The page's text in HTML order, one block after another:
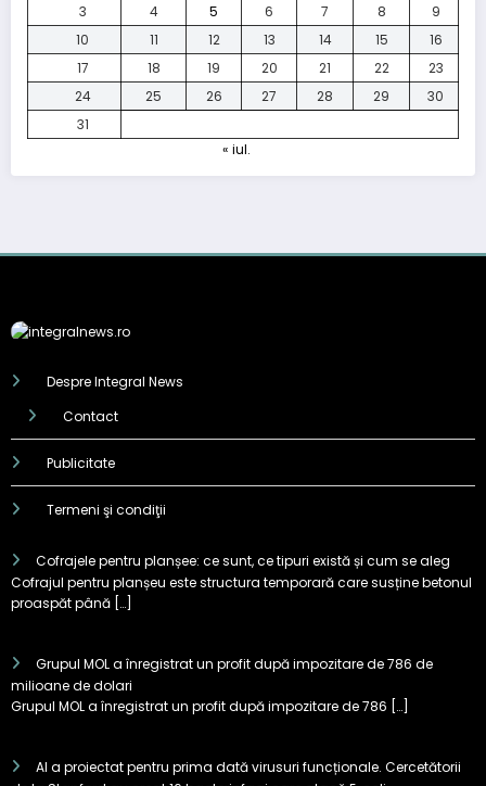
3
4 5 6 7 8
9
10
11 12 13 14 15
16
17
18 19 20 21 22
23
24
25 26 27 28 29
30
31
« iul.
Despre Integral News
Contact
Publicitate
Termeni şi condiţii
Cofrajele pentru planșee: ce sunt, ce tipuri există și cum se aleg
Cofrajul pentru planșeu este structura temporară care susține betonul
proaspăt până […]
Grupul MOL a înregistrat un profit după impozitare de 786 de
milioane de dolari
Grupul MOL a înregistrat un profit după impozitare de 786 […]
AI a proiectat pentru prima dată virusuri funcționale. Cercetătorii